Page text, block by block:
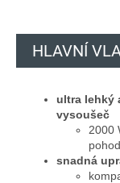
HLAVNÍ
ultra lehký
vysoušeč
2000
snadná